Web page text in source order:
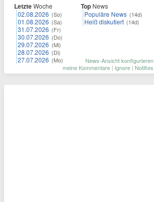
LetzteWoche
02.08.2026 (So)
01.08.2026 (Sa)
31.07.2026 (Fr)
30.07.2026 (Do)
29.07.2026 (Mi)
28.07.2026 (Di)
27.07.2026 (Mo)
Top News
Populäre News (14d)
Heiß diskutiert (14d)
News-Ansicht konfigurieren
meine Kommentare | Ignore | Notifies